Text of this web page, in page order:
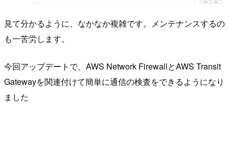
見て分かるように、なかなか複雑です。メンテナンスするの
も一苦労します。
今回アップデートで、AWS Network FirewallとAWS Transit
Gatewayを関連付けて簡単に通信の検査をできるようになり
ました